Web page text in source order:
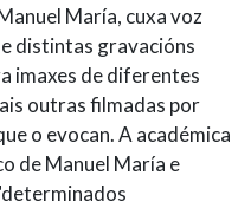
María, cuxa voz
distintas gravacións
imaxes de diferentes
outras filmadas por
o evocan. A académica
de Manuel María e